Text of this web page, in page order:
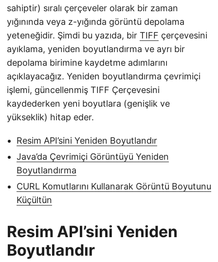
sahiptir) sıralı çerçeveler olarak bir zaman
yığınında veya z-yığında görüntü depolama
yeteneğidir. Şimdi bu yazıda, bir TIFF çerçevesini
ayıklama, yeniden boyutlandırma ve ayrı bir
depolama birimine kaydetme adımlarını
açıklayacağız. Yeniden boyutlandırma çevrimiçi
işlemi, güncellenmiş TIFF Çerçevesini
kaydederken yeni boyutlara (genişlik ve
yükseklik) hitap eder.
Resim API’sini Yeniden Boyutlandır
Java’da Çevrimiçi Görüntüyü Yeniden
Boyutlandırma
CURL Komutlarını Kullanarak Görüntü Boyutunu
Küçültün
Resim API’sini Yeniden
Boyutlandır